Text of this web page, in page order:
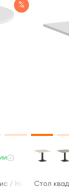
%
/ Home Office
Стол